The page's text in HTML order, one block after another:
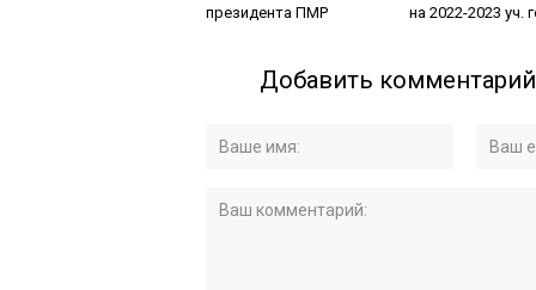
президента ПМР на 2022-2023 уч.
Добавить комментарий